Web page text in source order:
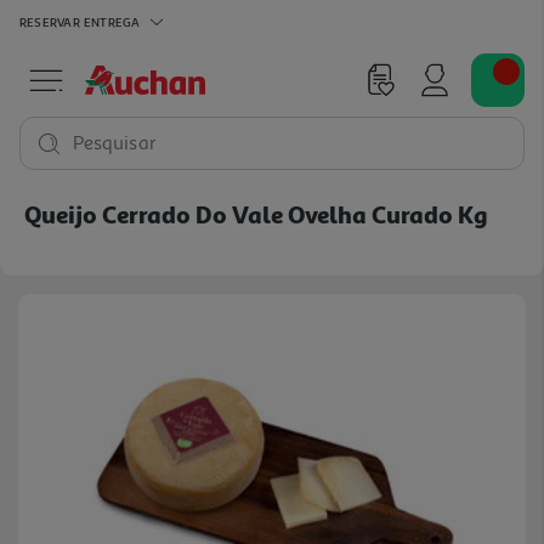
RESERVAR ENTREGA
Pesquisar
Queijo Cerrado Do Vale Ovelha Curado Kg